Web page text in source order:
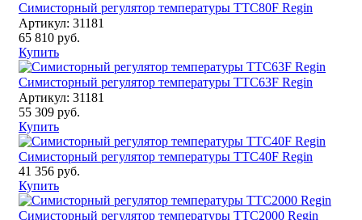
Симисторный регулятор температуры ТТС80F Regin
Артикул: 31181
65 810 руб.
Купить
Симисторный регулятор температуры ТТС63F Regin
Артикул: 31181
55 309 руб.
Купить
Симисторный регулятор температуры ТТС40F Regin
41 356 руб.
Купить
Симисторный регулятор температуры ТТС2000 Regin